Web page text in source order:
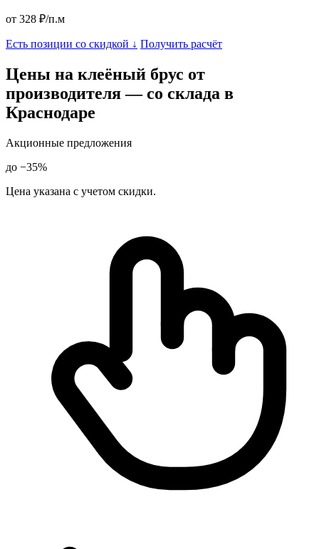
от 328 ₽/п.м
Есть позиции со скидкой ↓ Получить расчёт
Цены на клеёный брус от
производителя — со склада в
Краснодаре
Акционные предложения
до −35%
Цена указана с учетом скидки.